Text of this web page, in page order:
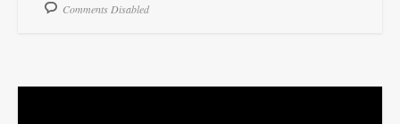
Comments Disabled